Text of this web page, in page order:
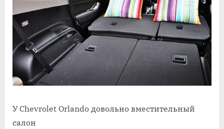
У Chevrolet Orlando довольно вместительный
салон